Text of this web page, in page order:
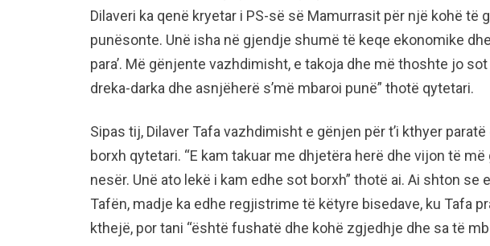
Dilaveri ka qenë kryetar i PS-së së Mamurrasit për një kohë të
punësonte. Unë isha në gjendje shumë të keqe ekonomike
para’. Më gënjente vazhdimisht, e takoja dhe më thoshte jo
dreka-darka dhe asnjëherë s’më mbaroi punë” thotë qytetari.
Sipas tij, Dilaver Tafa vazhdimisht e gënjen për t’i kthyer
borxh qytetari. “E kam takuar me dhjetëra herë dhe vijon të
nesër. Unë ato lekë i kam edhe sot borxh” thotë ai. Ai shton se
Tafën, madje ka edhe regjistrime të këtyre bisedave, ku Tafa
kthejë, por tani “është fushatë dhe kohë zgjedhje dhe sa të